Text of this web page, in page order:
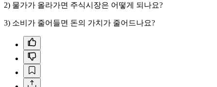
2) 물가가 올라가면 주식시장은 어떻게 되나요?
3) 소비가 줄어들면 돈의 가치가 줄어드나요?